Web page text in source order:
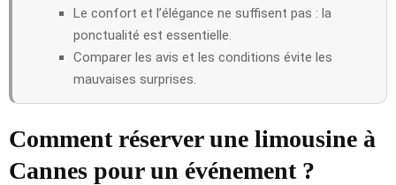
Le confort et l’élégance ne suffisent pas : la
ponctualité est essentielle.
Comparer les avis et les conditions évite les
mauvaises surprises.
Comment réserver une limousine à
Cannes pour un événement ?